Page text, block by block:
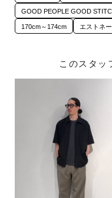
GOOD PEOPLE GOOD
170cm～174cm エストネ
このスタッ